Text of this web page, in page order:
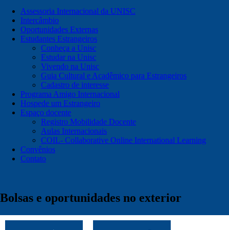
Assessoria Internacional da UNISC
Intercâmbio
Oportunidades Externas
Estudantes Estrangeiros
Conheça a Unisc
Estudar na Unisc
Vivendo na Unisc
Guia Cultural e Acadêmico para Estrangeiros
Cadastro de interesse
Programa Amigo Internacional
Hospede um Estrangeiro
Espaço docente
Registro Mobilidade Docente
Aulas Internacionais
COIL- Collaborative Online International Learning
Convênios
Contato
Bolsas e oportunidades no exterior